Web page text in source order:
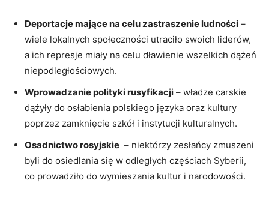
Deportacje ‌mające na celu zastraszenie ludności –
wiele lokalnych społeczności utraciło‍ swoich liderów,
a ich represje miały na celu ‍dławienie wszelkich‍ dążeń
niepodległościowych.
Wprowadzanie polityki rusyfikacji – władze ‌carskie
‍dążyły‍ do osłabienia polskiego języka ‌oraz kultury
poprzez zamknięcie szkół ‌i instytucji kulturalnych.
Osadnictwo rosyjskie ‍ – niektórzy ⁣zesłańcy zmuszeni⁤
byli ⁤do osiedlania ⁣się ⁣w odległych częściach‍ Syberii,
co prowadziło⁢ do wymieszania kultur ⁣i narodowości.